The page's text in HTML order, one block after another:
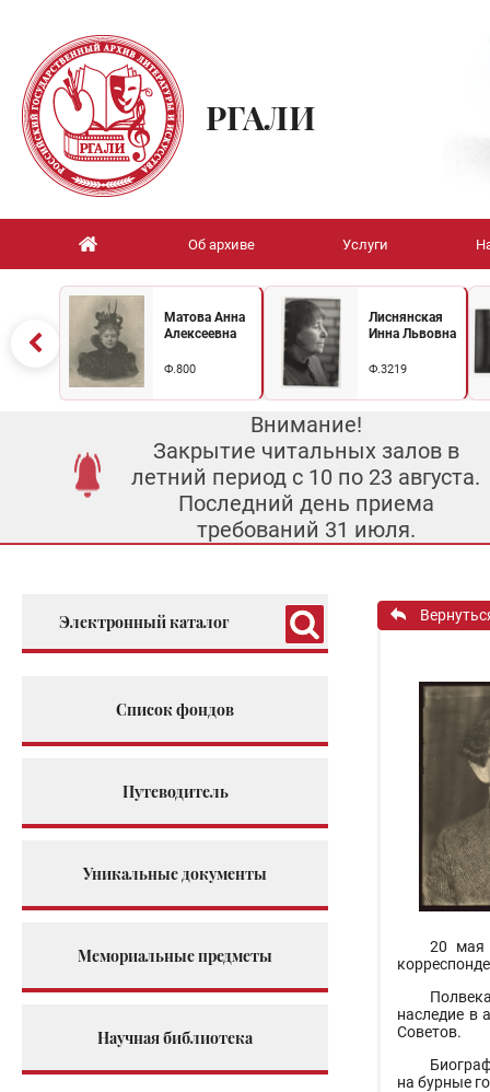
РГАЛИ
Об архиве Услуги
Матова Анна
Алексеевна
Ф.800
Лиснянская
Инна Львовна
Ф.3219
Внимание!
Закрытие читальных залов в
летний период с 10 по 23 августа.
Последний день приема
требований 31 июля.
Электронный каталог
Список фондов
Путеводитель
Уникальные документы
Мемориальные предметы
Научная библиотека
20 мая
наследие в
Советов.
на бурные